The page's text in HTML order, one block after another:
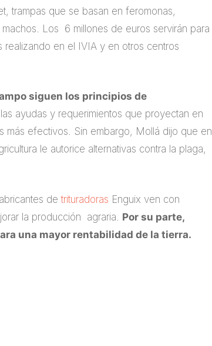
trampas que se basan en feromonas,
Los 6 millones de euros servirán para
realizando en el IVIA y en otros centros
siguen los principios de
ayudas y requerimientos que proyectan en
más efectivos. Sin embargo, Mollá dijo que en
le autorice alternativas contra la plaga,
detrituradoras Enguix ven con
la producción agraria. Por su parte,
una mayor rentabilidad de la tierra.